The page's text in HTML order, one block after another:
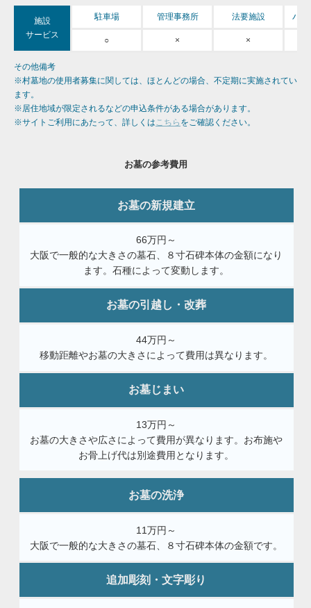
施設
サービス
駐車場 管理事務所 法要施設 バ
○ × ×
その他備考
※村墓地の使用者募集に関しては、ほとんどの場合、不定期に実施されてい
ます。
※居住地域が限定されるなどの申込条件がある場合があります。
※サイトご利用にあたって、詳しくはこちら をご確認ください。
お墓の参考費用
お墓の新規建立
66万円～
大阪で一般的な大きさの墓石、８寸石碑本体の金額になり
ます。石種によって変動します。
お墓の引越し・改葬
44万円～
移動距離やお墓の大きさによって費用は異なります。
お墓じまい
13万円～
お墓の大きさや広さによって費用が異なります。お布施や
お骨上げ代は別途費用となります。
お墓の洗浄
11万円～
大阪で一般的な大きさの墓石、８寸石碑本体の金額です。
追加彫刻・文字彫り